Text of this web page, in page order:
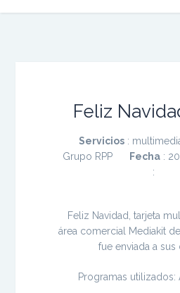
Feliz
Servicios :
Grupo RPP
Fecha :
:
Feliz Navidad, tarjeta
área comercial Mediakit
fue enviada a sus
Programas utilizados: